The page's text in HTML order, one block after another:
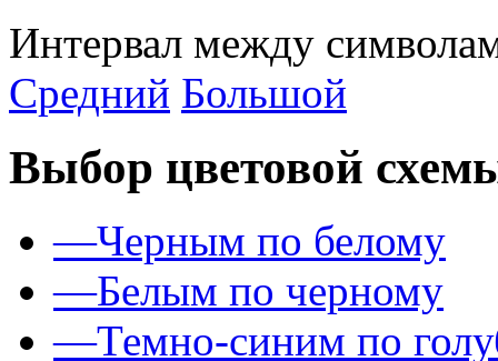
Интервал между
Средний Большой
Выбор цветовой
—Черным по белому
—Белым по черному
—Темно-синим по